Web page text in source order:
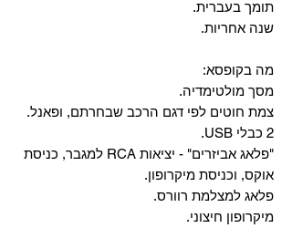
תומך בעברית.
שנה אחריות.
מה בקופסא:
מסך מולטימדיה.
צמת חוטים לפי דגם הרכב שבחרתם, ופאנל.
2 כבלי USB.
"פלאג אביזרים" - יציאות RCA למגבר, כניסת
אוקס, וכניסת מיקרופון.
פלאג למצלמת רוורס.
מיקרופון חיצוני.